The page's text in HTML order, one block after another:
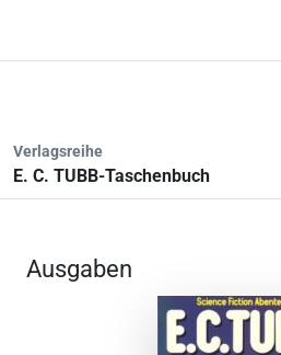
Verlagsreihe
E. C. TUBB-Taschenbuch
Ausgaben